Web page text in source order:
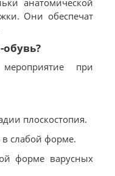
Они обеспечат
при
плоскостопия.
в слабой форме.
форме варусных